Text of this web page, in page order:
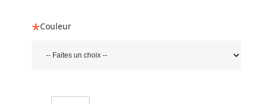
Couleur